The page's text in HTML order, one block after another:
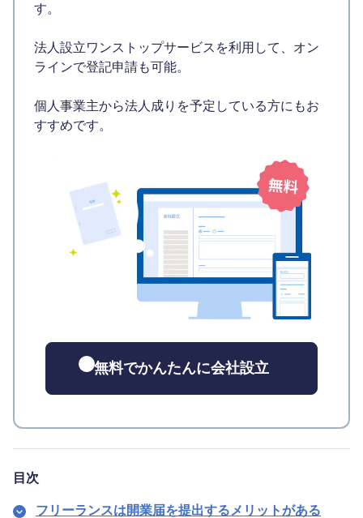
す。
法人設立ワンストップサービスを利用して、オン
ラインで登記申請も可能。
個人事業主から法人成りを予定している方にもお
すすめです。
無料でかんたんに会社設立
目次
フリーランスは開業届を提出するメリットがある